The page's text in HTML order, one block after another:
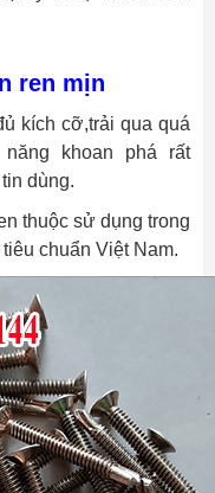
ren mịn
kích cỡ,trải qua quá
khoan phá rất
dùng.
thuộc sử dụng trong
chuẩn Việt Nam.